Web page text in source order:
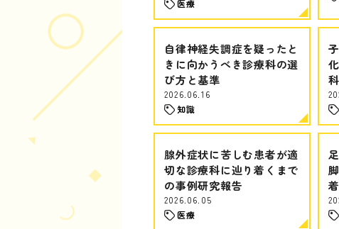
医療
自律神経失調症を疑ったと
きに向かうべき診療科の選
び方と基準
2026.06.16
知識
腺外症状に苦しむ患者が適
切な診療科に辿り着くまで
の事例研究報告
2026.06.05
医療